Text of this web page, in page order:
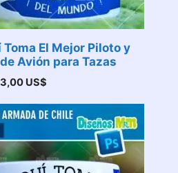
El Mejor Piloto y
Avión para Tazas
3,00 US$